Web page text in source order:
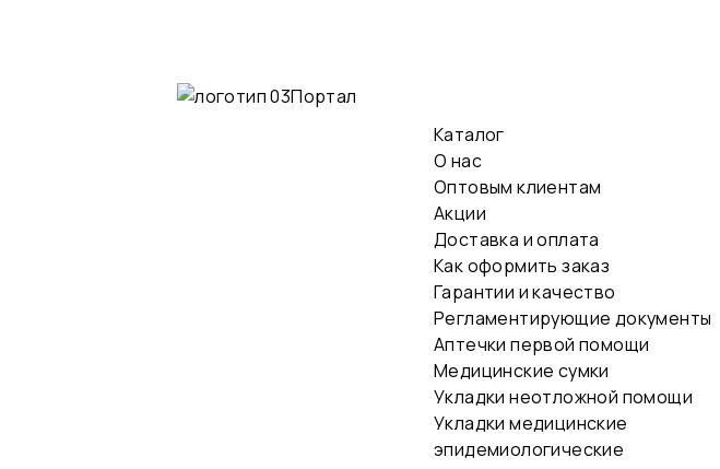
Каталог
О нас
Оптовым клиентам
Акции
Доставка и оплата
Как оформить заказ
Гарантии и качество
Регламентирующие документы
Аптечки первой помощи
Медицинские сумки
Укладки неотложной помощи
Укладки медицинские
эпидемиологические